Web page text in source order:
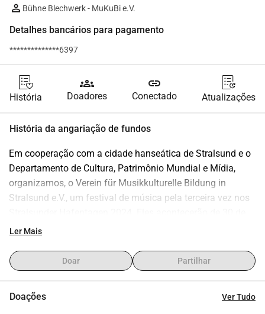
Bühne Blechwerk - MuKuBi e.V.
Detalhes bancários para pagamento
**************6397
História
groups
Doadores
link
Conectado Atualizações
História da angariação de fundos
Em cooperação com a cidade hanseática de Stralsund e o
Departamento de Cultura, Patrimônio Mundial e Mídia,
organizamos, o Verein für Musikkulturelle Bildung in
Stralsund e.V., um festival de música pela terceira vez nos
maio a 02 de junho de 2024. O local é o Sundpromenade e
Nosso clube é responsável pela programação do palco
principal durante todo o período.
qualidade que aconteceu pela primeira vez em Stralsund
Ler Mais
Doar Partilhar
Doações Ver Tudo